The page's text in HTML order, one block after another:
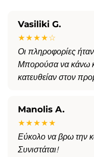
Vasiliki G.
★★★★☆
Οι πληροφορίες
Μπορούσα να κάνω
κατευθείαν στον
Manolis A.
★★★★★
Εύκολο να βρω την
Συνιστάται!